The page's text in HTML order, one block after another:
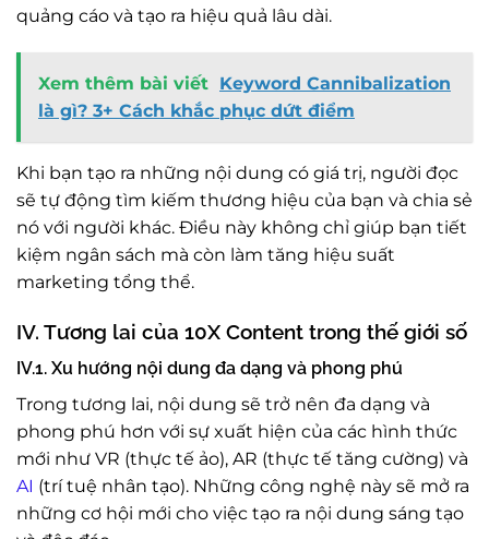
quảng cáo và tạo ra hiệu quả lâu dài.
Xem thêm bài viết Keyword Cannibalization
là gì? 3+ Cách khắc phục dứt điểm
Khi bạn tạo ra những nội dung có giá trị, người đọc
sẽ tự động tìm kiếm thương hiệu của bạn và chia sẻ
nó với người khác. Điều này không chỉ giúp bạn tiết
kiệm ngân sách mà còn làm tăng hiệu suất
marketing tổng thể.
IV. Tương lai của 10X Content trong thế giới số
IV.1. Xu hướng nội dung đa dạng và phong phú
Trong tương lai, nội dung sẽ trở nên đa dạng và
phong phú hơn với sự xuất hiện của các hình thức
mới như VR (thực tế ảo), AR (thực tế tăng cường) và
AI (trí tuệ nhân tạo). Những công nghệ này sẽ mở ra
những cơ hội mới cho việc tạo ra nội dung sáng tạo